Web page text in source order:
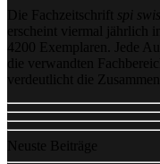
Die Fachzeitschrift
spi
erscheint viermal jährlich
4200 Exemplaren. Jede
die verwandten
verdeutlicht die
Neuste Beiträge